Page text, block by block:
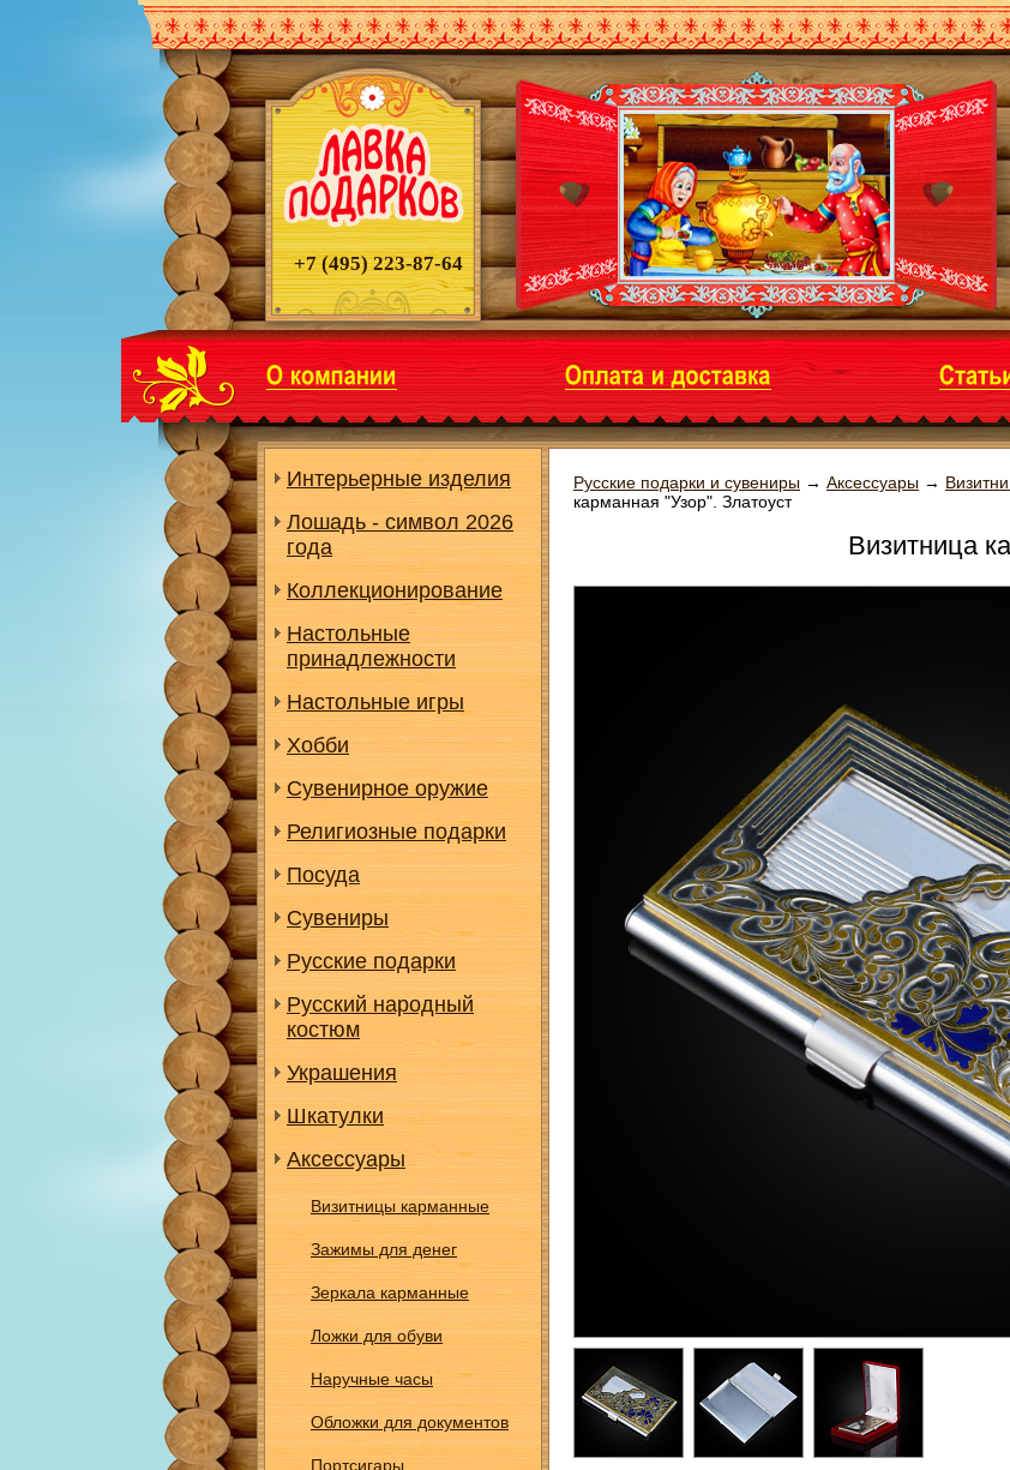
+7 (495) 223-87-64
Интерьерные изделия
Лошадь - символ 2026
года
Коллекционирование
Настольные
принадлежности
Настольные игры
Хобби
Сувенирное оружие
Религиозные подарки
Посуда
Сувениры
Русские подарки
Русский народный
костюм
Украшения
Шкатулки
Аксессуары
Визитницы карманные
Зажимы для денег
Зеркала карманные
Ложки для обуви
Наручные часы
Обложки для документов
Портсигары
Русские подарки и сувениры → Аксессуары →
карманная "Узор". Златоуст
Визитница